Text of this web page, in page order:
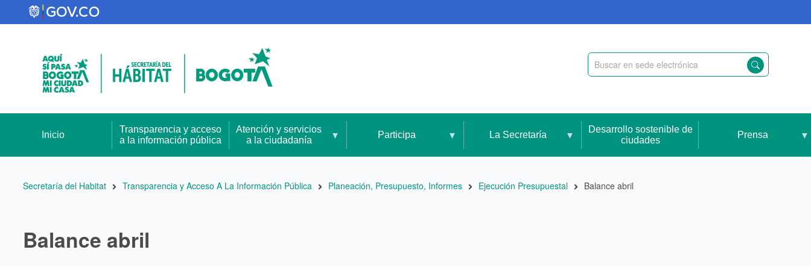
al
Inicio
Transparencia y acceso
a la información pública
Atención y servicios
a la ciudadanía
Participa La Secretaría
Desarrollo sostenible de
ciudades
Prensa
Ruta
navegación
Secretaría del Habitat Transparencia y Acceso A La Información Pública Planeación, Presupuesto, Informes Ejecución Presupuestal Balance abril
Balance abril